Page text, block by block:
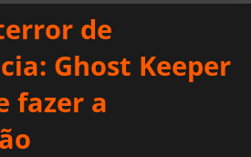
de
Ghost Keeper
fazer a